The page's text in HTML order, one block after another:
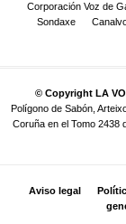
Corporación Voz de
Sondaxe
© Copyright LA
Polígono de Sabón,
Coruña en el Tomo 2438
Aviso legal